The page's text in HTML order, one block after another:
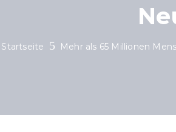
Startseite Mehr als 65 Millionen